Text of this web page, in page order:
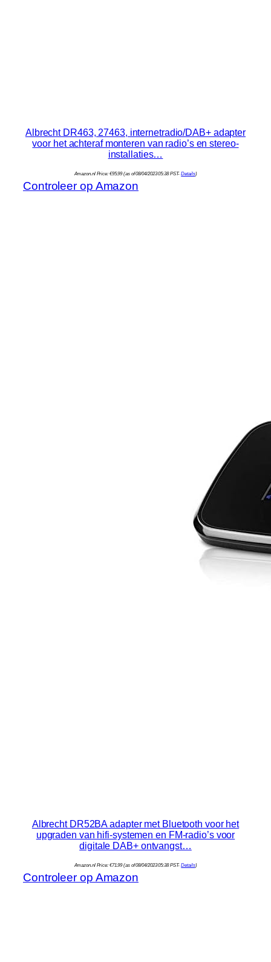
Albrecht DR463, 27463, internetradio/DAB+ adapter
voor het achteraf monteren van radio’s en stereo-
installaties…
Amazon.nl Price: €95.99(as of 08/04/2023 05:38 PST-Details)
Controleer op Amazon
Albrecht DR52BA adapter met Bluetooth voor het
upgraden van hifi-systemen en FM-radio’s voor
digitale DAB+ ontvangst…
Amazon.nl Price: €71.99(as of 08/04/2023 05:38 PST-Details)
Controleer op Amazon